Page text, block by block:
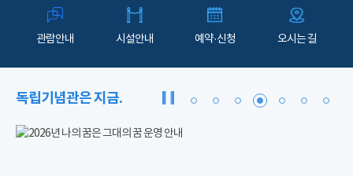
관람안내 시설안내 예약·신청 오시는 길
독립기념관은 지금.